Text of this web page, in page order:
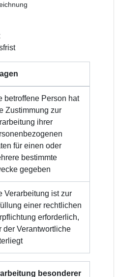
betroffene Person hat
Zustimmung zur
ihrer
für einen oder
bestimmte
gegeben
Verarbeitung ist zur
einer rechtlichen
erforderlich,
der Verantwortliche
besonderer